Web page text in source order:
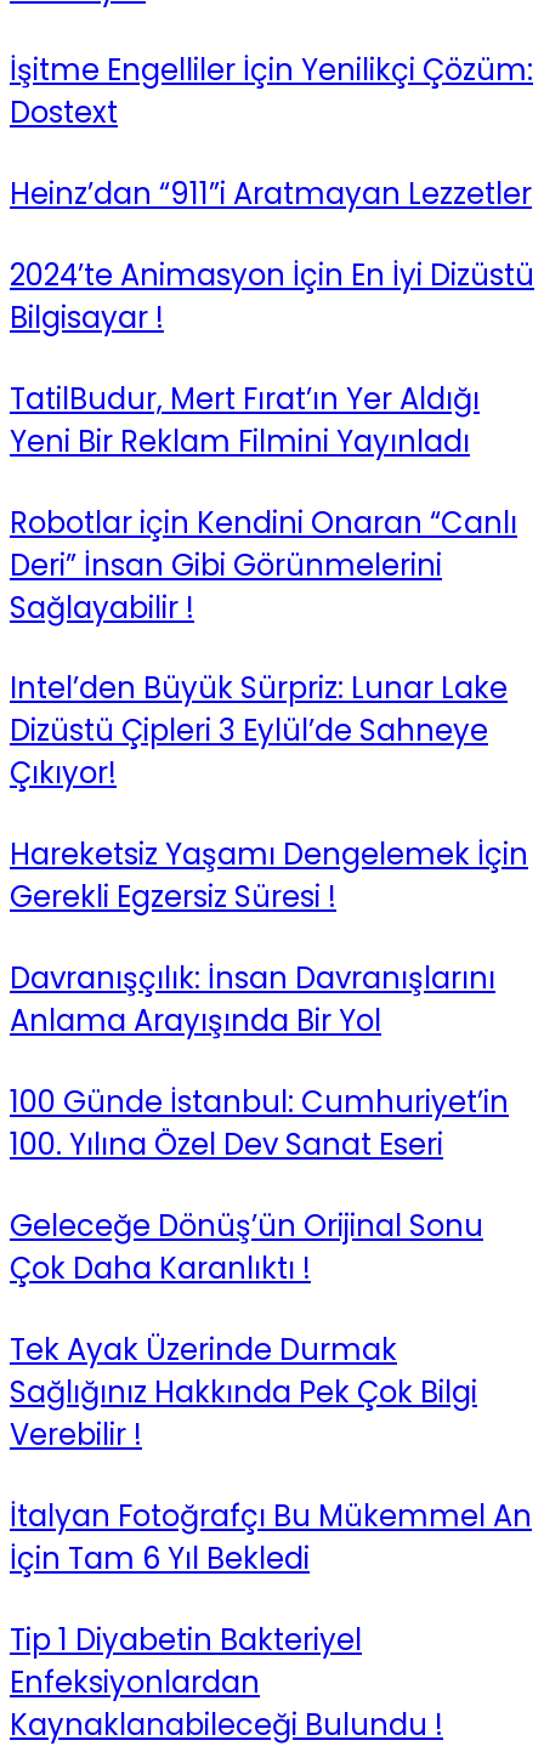
İşitme Engelliler İçin Yenilikçi Çözüm:
Dostext
Heinz’dan “911”i Aratmayan Lezzetler
2024’te Animasyon İçin En İyi Dizüstü
Bilgisayar !
TatilBudur, Mert Fırat’ın Yer Aldığı
Yeni Bir Reklam Filmini Yayınladı
Robotlar için Kendini Onaran “Canlı
Deri” İnsan Gibi Görünmelerini
Sağlayabilir !
Intel’den Büyük Sürpriz: Lunar Lake
Dizüstü Çipleri 3 Eylül’de Sahneye
Çıkıyor!
Hareketsiz Yaşamı Dengelemek İçin
Gerekli Egzersiz Süresi !
Davranışçılık: İnsan Davranışlarını
Anlama Arayışında Bir Yol
100 Günde İstanbul: Cumhuriyet’in
100. Yılına Özel Dev Sanat Eseri
Geleceğe Dönüş’ün Orijinal Sonu
Çok Daha Karanlıktı !
Tek Ayak Üzerinde Durmak
Sağlığınız Hakkında Pek Çok Bilgi
Verebilir !
İtalyan Fotoğrafçı Bu Mükemmel An
İçin Tam 6 Yıl Bekledi
Tip 1 Diyabetin Bakteriyel
Enfeksiyonlardan
Kaynaklanabileceği Bulundu !